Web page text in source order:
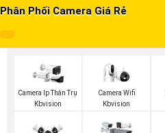
Phân Phối Camera Giá Rẻ
Camera Ip Thân Trụ
Kbvision
Camera Wifi
Kbvision